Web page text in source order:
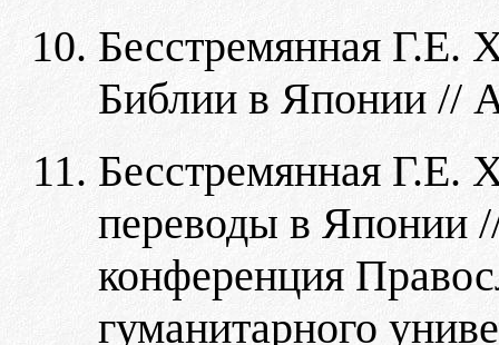
Бесстремянная Г.Е.
Библии в Японии //
Бесстремянная Г.Е.
переводы в Японии
конференция
гуманитарного